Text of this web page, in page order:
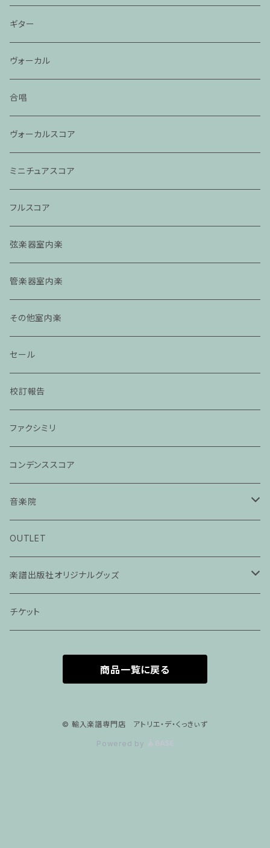
ギター
ヴォーカル
合唱
ヴォーカルスコア
ミニチュアスコア
フルスコア
弦楽器室内楽
管楽器室内楽
その他室内楽
セール
校訂報告
ファクシミリ
コンデンススコア
音楽院
ピアノ科３０分レッスン
ピアノ科４５分レッスン
家族割プラン
家族割適用プラン2
声楽ピアノ４５分レッスン
ヴァイオリンピアノ６０分レッスン
OUTLET
楽譜出版社オリジナルグッズ
アパレル
チケット
商品一覧に戻る
© 輸入楽譜専門店 アトリエ・デ・くっきぃず
Powered by